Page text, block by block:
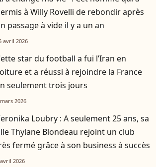
à Willy Rovelli de rebondir après
passage à vide il y a un an
avril 2026
star du football a fui l’Iran en
et a réussi à rejoindre la France
seulement trois jours
2026
Loubry : A seulement 25 ans, sa
Thylane Blondeau rejoint un club
fermé grâce à son business à succès
2026